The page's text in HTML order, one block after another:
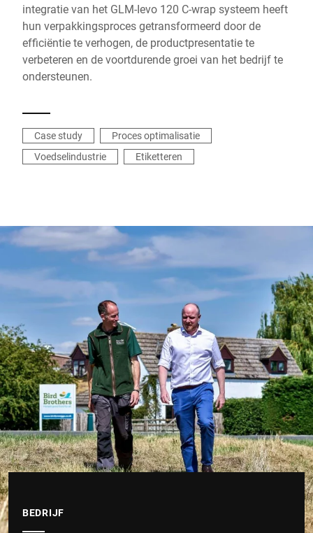
integratie van het GLM-Ievo 120 C-wrap systeem heeft
hun verpakkingsproces getransformeerd door de
efficiëntie te verhogen, de productpresentatie te
verbeteren en de voortdurende groei van het bedrijf te
ondersteunen.
Case study
Proces optimalisatie
Voedselindustrie
Etiketteren
BEDRIJF